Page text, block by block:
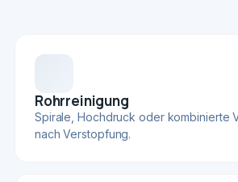
Rohrreinigung
Spirale, Hochdruck oder kombinierte
nach Verstopfung.